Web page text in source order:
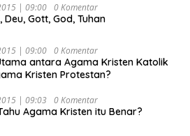
| 09:00 0 Komentar
Deu, Gott, God, Tuhan
| 09:00 0 Komentar
antara Agama Kristen Katolik
Kristen Protestan?
| 09:03 0 Komentar
Agama Kristen itu Benar?